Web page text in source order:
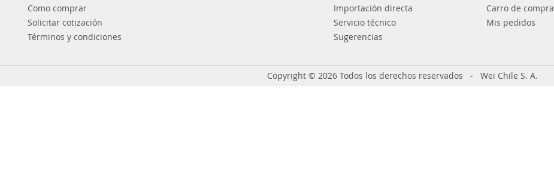
Como comprar
Solicitar cotización
Términos y condiciones
Importación directa
Servicio técnico
Sugerencias
Carro de compra
Mis pedidos
Copyright © 2026 Todos los derechos reservados - Wei Chile S. A.